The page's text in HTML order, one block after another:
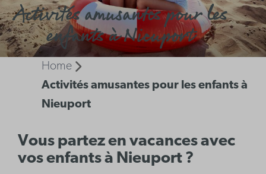
Activités amusantes pour les
enfants à Nieuport
Home
Activités amusantes pour les enfants à
Nieuport
Vous partez en vacances avec
vos enfants à Nieuport ?